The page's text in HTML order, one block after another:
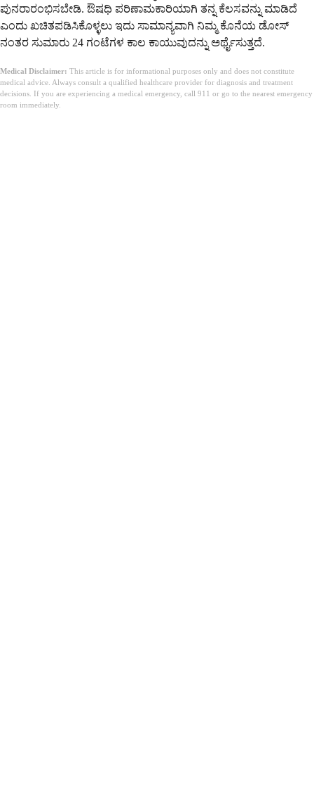
ಪುನರಾರಂಭಿಸಬೇಡಿ. ಔಷಧಿ ಪರಿಣಾಮಕಾರಿಯಾಗಿ ತನ್ನ ಕೆಲಸವನ್ನು ಮಾಡಿದೆ
ಎಂದು ಖಚಿತಪಡಿಸಿಕೊಳ್ಳಲು ಇದು ಸಾಮಾನ್ಯವಾಗಿ ನಿಮ್ಮ ಕೊನೆಯ ಡೋಸ್
ನಂತರ ಸುಮಾರು 24 ಗಂಟೆಗಳ ಕಾಲ ಕಾಯುವುದನ್ನು ಅರ್ಥೈಸುತ್ತದೆ.
Medical Disclaimer: This article is for informational purposes only and does not constitute
medical advice. Always consult a qualified healthcare provider for diagnosis and treatment
decisions. If you are experiencing a medical emergency, call 911 or go to the nearest emergency
room immediately.